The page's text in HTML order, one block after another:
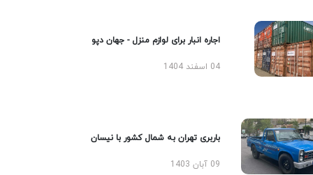
اجاره انبار برای لوازم منزل - جهان دپو
04 اسفند 1404
باربری تهران به شمال کشور با نیسان
09 آبان 1403